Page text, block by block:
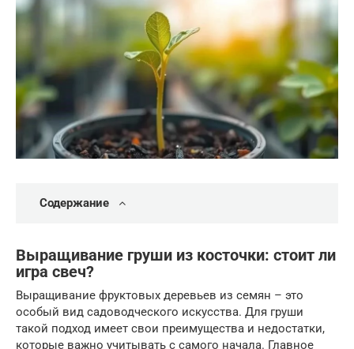
Содержание
Выращивание груши из косточки: стоит ли
игра свеч?
Выращивание фруктовых деревьев из семян – это
особый вид садоводческого искусства. Для груши
такой подход имеет свои преимущества и недостатки,
которые важно учитывать с самого начала. Главное